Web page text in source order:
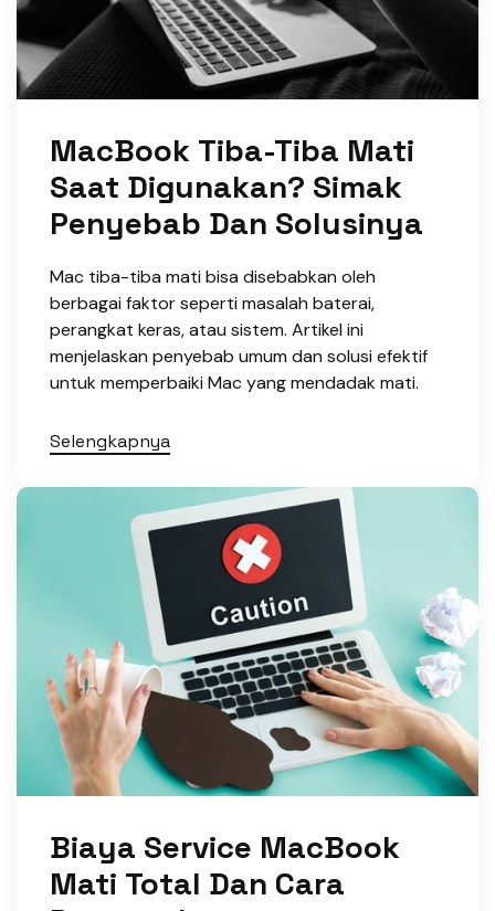
MacBook Tiba-Tiba Mati
Saat Digunakan? Simak
Penyebab Dan Solusinya
Mac tiba-tiba mati bisa disebabkan oleh
berbagai faktor seperti masalah baterai,
perangkat keras, atau sistem. Artikel ini
menjelaskan penyebab umum dan solusi efektif
untuk memperbaiki Mac yang mendadak mati.
Selengkapnya
Biaya Service MacBook
Mati Total Dan Cara